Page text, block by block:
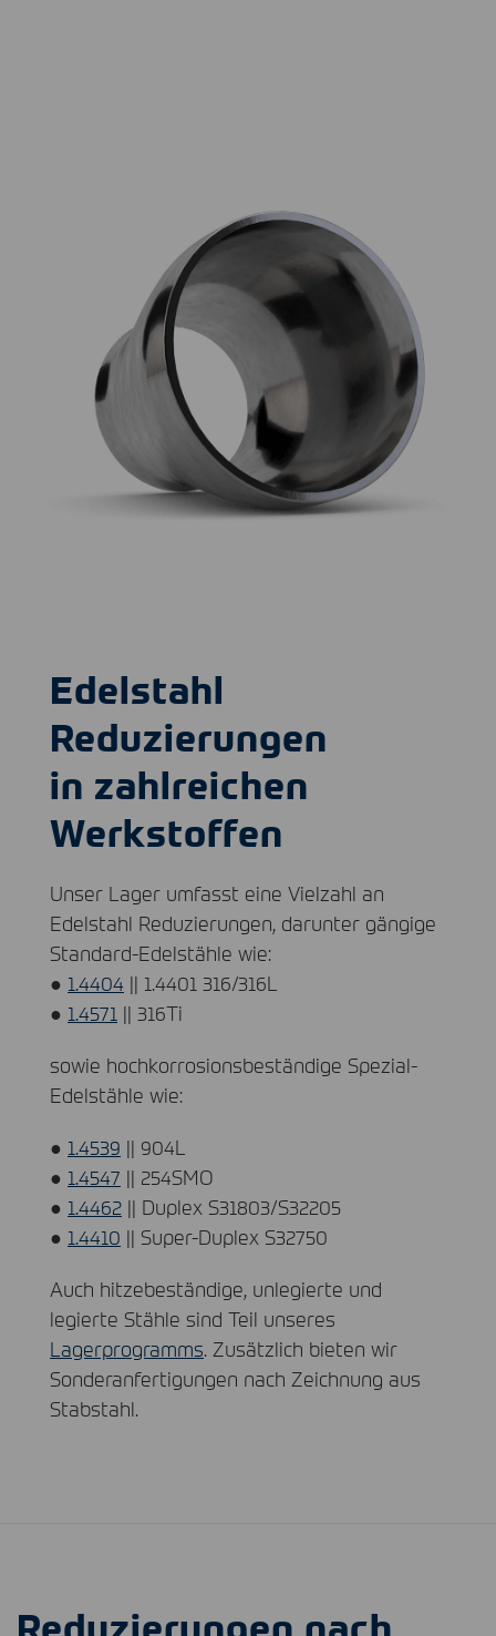
Edelstahl
Reduzierungen
in zahlreichen
Werkstoffen
Unser Lager umfasst eine Vielzahl an
Edelstahl Reduzierungen, darunter gängige
Standard-Edelstähle wie:
● 1.4404 || 1.4401 316/316L
● 1.4571 || 316Ti
sowie hochkorrosionsbeständige Spezial-
Edelstähle wie:
● 1.4539 || 904L
● 1.4547 || 254SMO
● 1.4462 || Duplex S31803/S32205
● 1.4410 || Super-Duplex S32750
Auch hitzebeständige, unlegierte und
legierte Stähle sind Teil unseres
Lagerprogramms. Zusätzlich bieten wir
Sonderanfertigungen nach Zeichnung aus
Stabstahl.
Reduzierungen nach